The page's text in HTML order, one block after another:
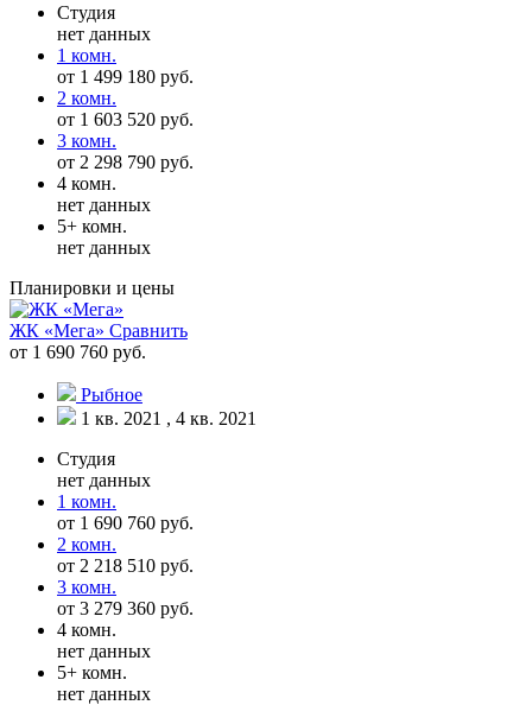
Студия
нет данных
1 комн.
от 1 499 180 руб.
2 комн.
от 1 603 520 руб.
3 комн.
от 2 298 790 руб.
4 комн.
нет данных
5+ комн.
нет данных
Планировки и цены
ЖК «Мега» Сравнить
от 1 690 760 руб.
Рыбное
1 кв. 2021 , 4 кв. 2021
Студия
нет данных
1 комн.
от 1 690 760 руб.
2 комн.
от 2 218 510 руб.
3 комн.
от 3 279 360 руб.
4 комн.
нет данных
5+ комн.
нет данных